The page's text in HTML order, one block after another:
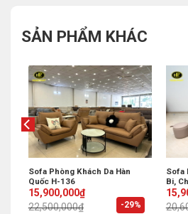
SẢN PHẨM KHÁC
-29%
Sofa Phòng Khách Da Hàn
Quốc H-136
22,500,000₫
Original
price
was:
15,900,000₫
Current
price
is:
Sofa
Bi,
price
was:
price
is: